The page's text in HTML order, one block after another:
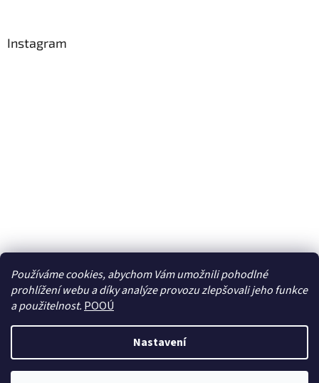
Používáme cookies, abychom Vám umožnili pohodlné
prohlížení webu a díky analýze provozu zlepšovali jeho funkce
a použitelnost. POOÚ
Nastavení
Instagram
Sledovat na Instagramu
Vytvořil Shoptet